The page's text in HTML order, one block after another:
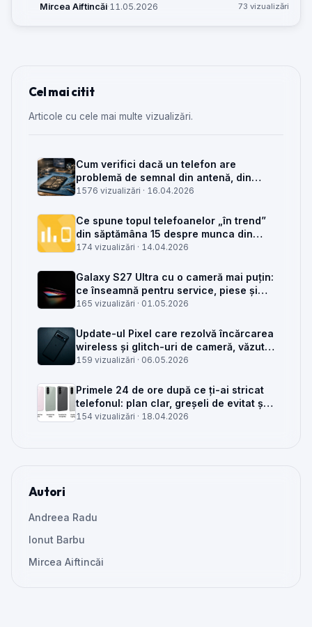
corecte înainte de abonare.
Mircea Aiftincăi· 11.05.2026 73 vizualizări
Cel mai citit
Articole cu cele mai multe vizualizări.
Cum verifici dacă un telefon are
problemă de semnal din antenă, din
placa de bază sau din rețea
1576 vizualizări · 16.04.2026
Ce spune topul telefoanelor „în trend”
din săptămâna 15 despre munca din
service GSM
174 vizualizări · 14.04.2026
Galaxy S27 Ultra cu o cameră mai puțin:
ce înseamnă pentru service, piese și
client
165 vizualizări · 01.05.2026
Update-ul Pixel care rezolvă încărcarea
wireless și glitch-uri de cameră, văzut
din service
159 vizualizări · 06.05.2026
Primele 24 de ore după ce ți-ai stricat
telefonul: plan clar, greșeli de evitat și
când mai merită reparat
154 vizualizări · 18.04.2026
Autori
Andreea Radu
Ionut Barbu
Mircea Aiftincăi